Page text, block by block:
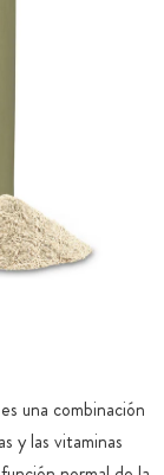
una combinación
y las vitaminas